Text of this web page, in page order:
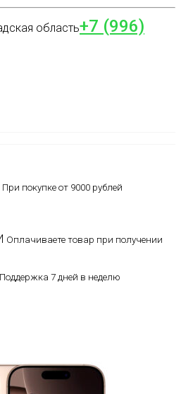
область+7 (996)
При покупке от 9000 рублей
Оплачиваете товар при получении
Поддержка 7 дней в неделю